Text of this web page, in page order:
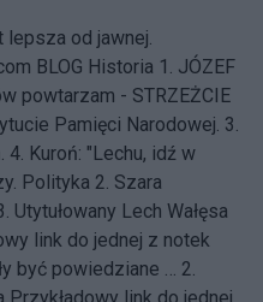
od jawnej.
BLOG Historia 1. JÓZEF
powtarzam - STRZEŻCIE
Pamięci Narodowej. 3.
4. Kuroń: "Lechu, idź w
Polityka 2. Szara
Utytułowany Lech Wałęsa
link do jednej z notek
być powiedziane … 2.